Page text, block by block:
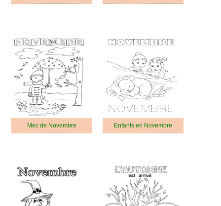
Mec de Novembre Enfants en Novembre